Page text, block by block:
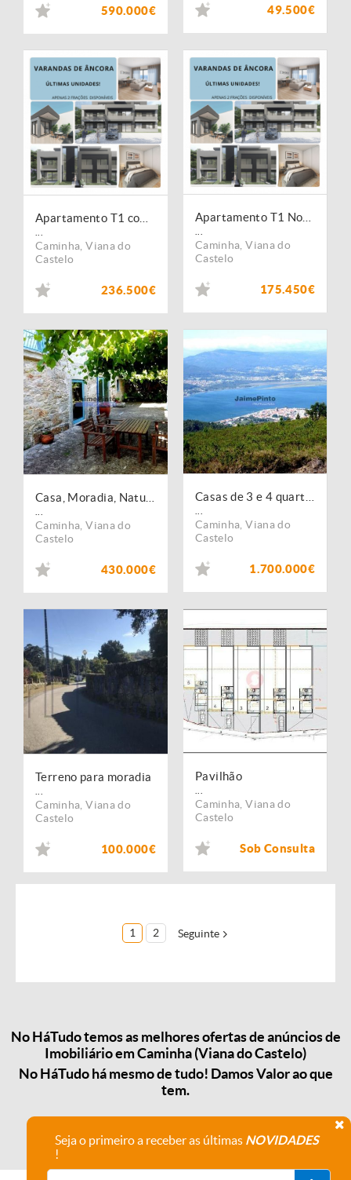
590.000€ 49.500€
Caminha ,Viana do
Castelo
236.500€
Caminha ,Viana do
Castelo
175.450€
Caminha ,Viana do
Castelo
430.000€
Caminha ,Viana do
Castelo
1.700.000€
Terreno para moradia
Caminha ,Viana do
Castelo
100.000€
Pavilhão
Caminha ,Viana do
Castelo
Sob Consulta
1 2 Seguinte
No HáTudo temos as melhores ofertas de anúncios de
Imobiliário em Caminha (Viana do Castelo)
No HáTudo há mesmo de tudo! Damos Valor ao que
tem.
Seja o primeiro a receber as últimas NOVIDADES
!